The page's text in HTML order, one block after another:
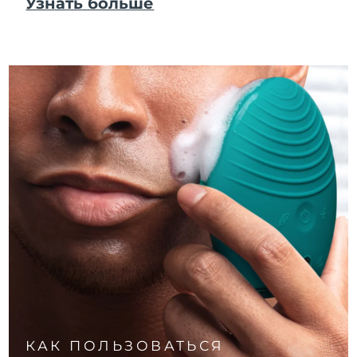
КАК ПОЛЬЗОВАТЬСЯ
Италия
Ожидаемая дата доставки
8/10/26
Япония
Ожидаемая дата доставки
8/13/26
Джерси
Ожидаемая дата доставки
8/15/26
Ожидаемая дата доставки
8/12/26
Ожидаемая дата доставки
8/10/26
Ожидаемая дата доставки
8/10/26